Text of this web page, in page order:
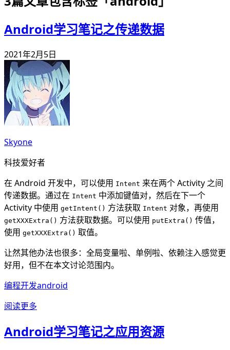
Android学习笔记之传递数据
2021年2月5日
Skyone
科技爱好者
在 Android 开发中，可以使用 Intent 来在两个 Activity 之间
传递数据。通过在 Intent 中添加键值对，然后在下一个
Activity 中使用 getIntent() 方法获取 Intent 对象，再使用
getXXXExtra() 方法获取数据。可以使用 putExtra() 传值，
使用 getXXXExtra() 取值。
让然其他办法也很多：全局变量啦、单例啦、依赖注入感觉更
好用，但不在本文讨论范围内。
编程开发android
阅读更多
Android学习笔记之应用资源